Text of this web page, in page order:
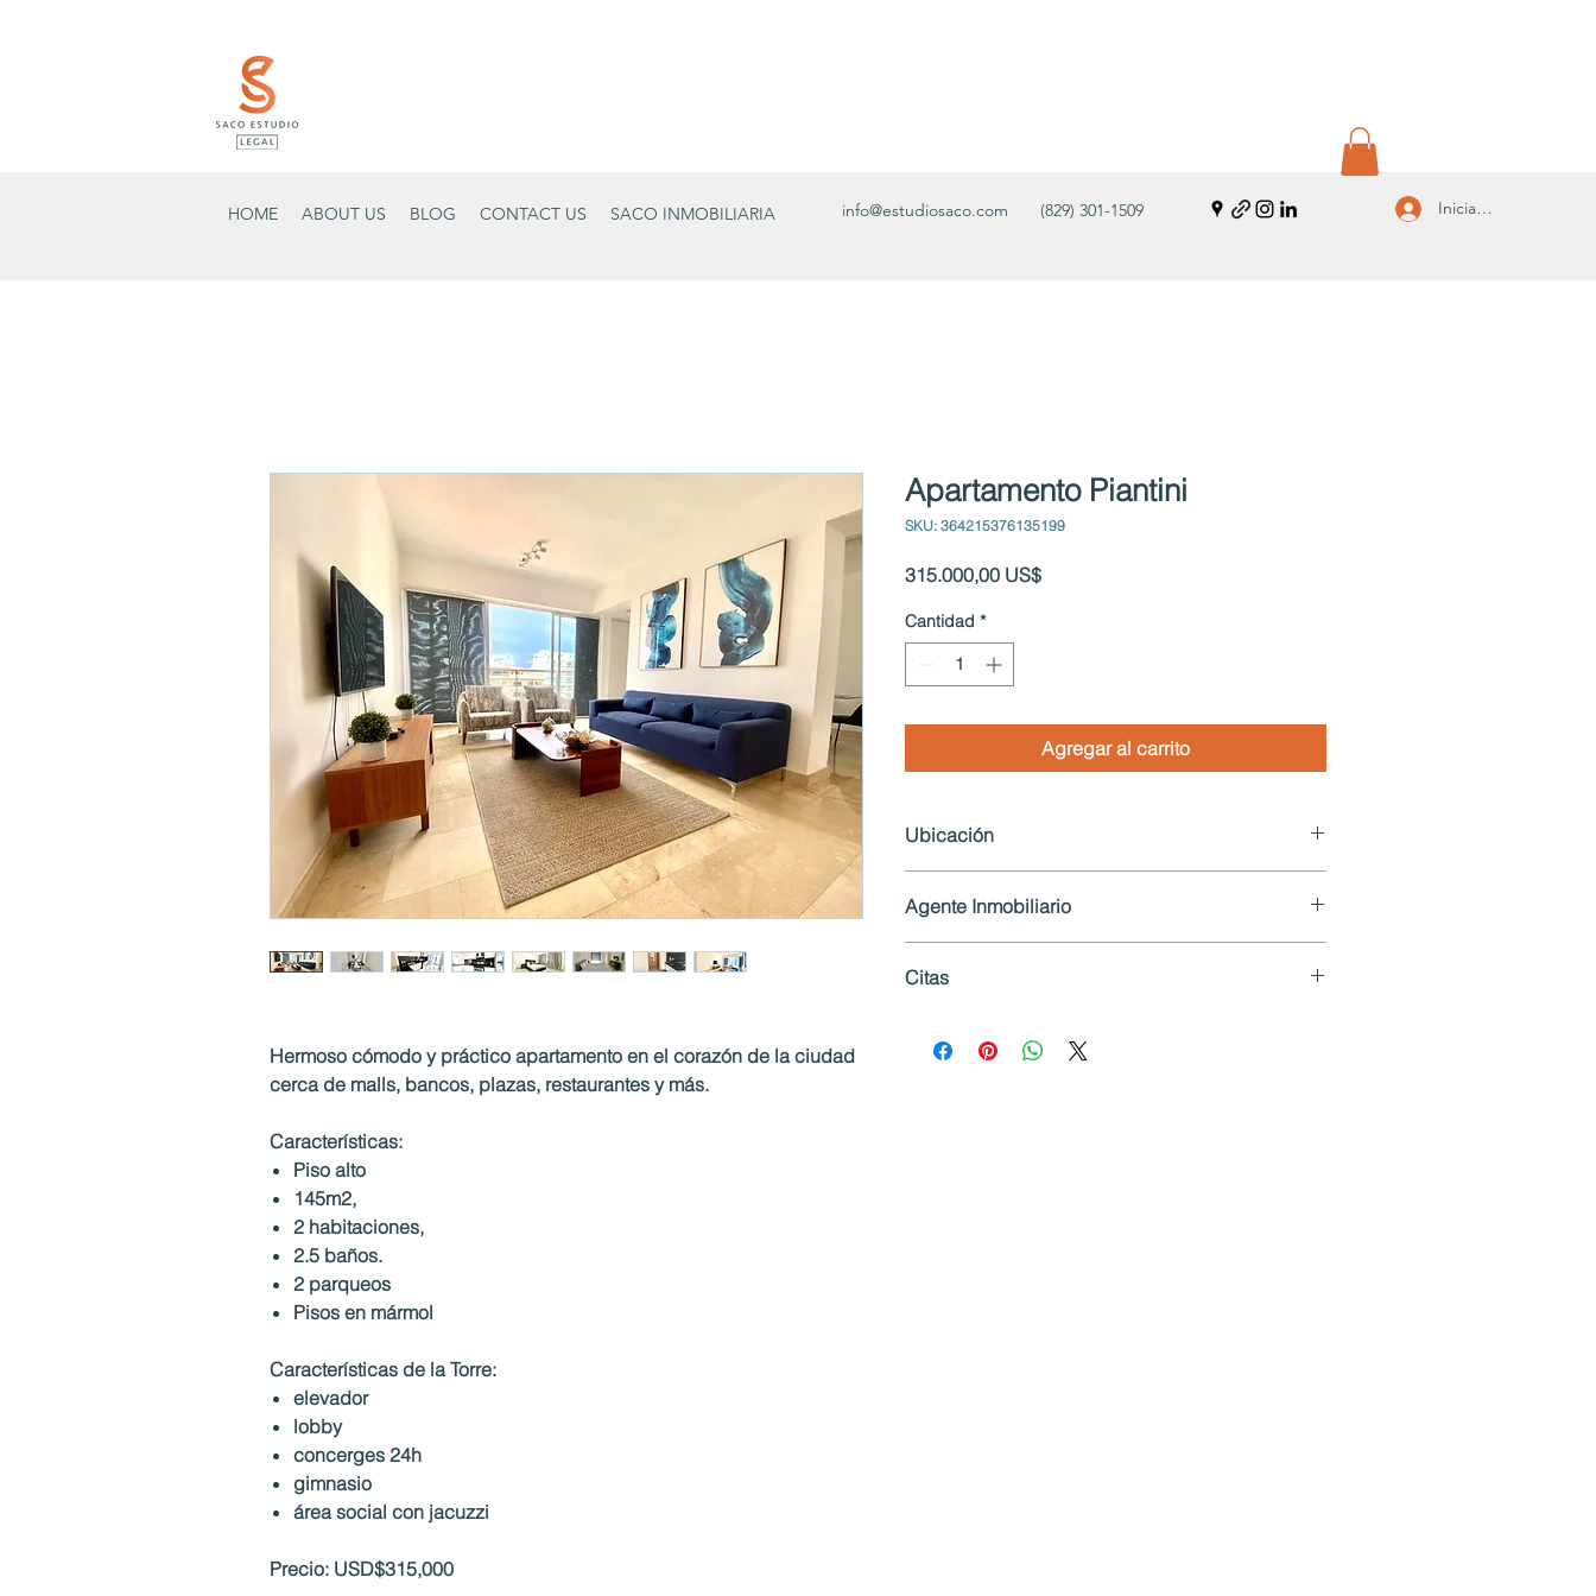
HOME ABOUT US BLOG CONTACT US SACO INMOBILIARIA info@estudiosaco.com (829) 301-1509 Iniciar sesión
Hermoso cómodo y práctico apartamento en el corazón de la ciudad
cerca de malls, bancos, plazas, restaurantes y más.
Características:
Piso alto
145m2,
2 habitaciones,
2.5 baños.
2 parqueos
Pisos en mármol
Características de la Torre:
elevador
lobby
concerges 24h
gimnasio
área social con jacuzzi
Precio: USD$315,000
Apartamento Piantini
SKU: 364215376135199
315.000,00 US$Precio
Cantidad *
Agregar al carrito
Ubicación
Agente Inmobiliario
Citas